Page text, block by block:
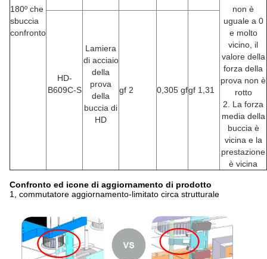
180º che
sbuccia
confronto
non è
uguale a 0
e molto
vicino, il
valore della
forza della
prova non è
rotto
2. La forza
media della
buccia è
vicina e la
prestazione
è vicina
HD-
B609C-S
Lamiera
di acciaio
della
prova
della
buccia di
HD
gf 2 0,305 gfgf 1,31
Confronto ed icone di aggiornamento di prodotto
1, commutatore aggiornamento-limitato circa strutturale